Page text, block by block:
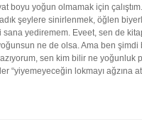
boyu yoğun olmamak için
şeylere sinirlenmek, öğlen
sana yediremem. Eveet, sen de
ne de olsa. Ama ben şimdi
sen kim bilir ne
“yiyemeyeceğin lokmayı ağzına